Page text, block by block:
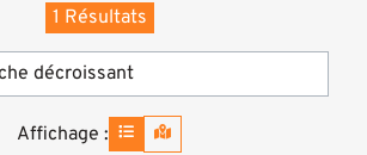
1 Résultats
Affichage :